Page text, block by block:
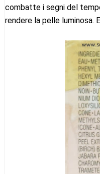
combatte i segni del
rendere la pelle luminosa.